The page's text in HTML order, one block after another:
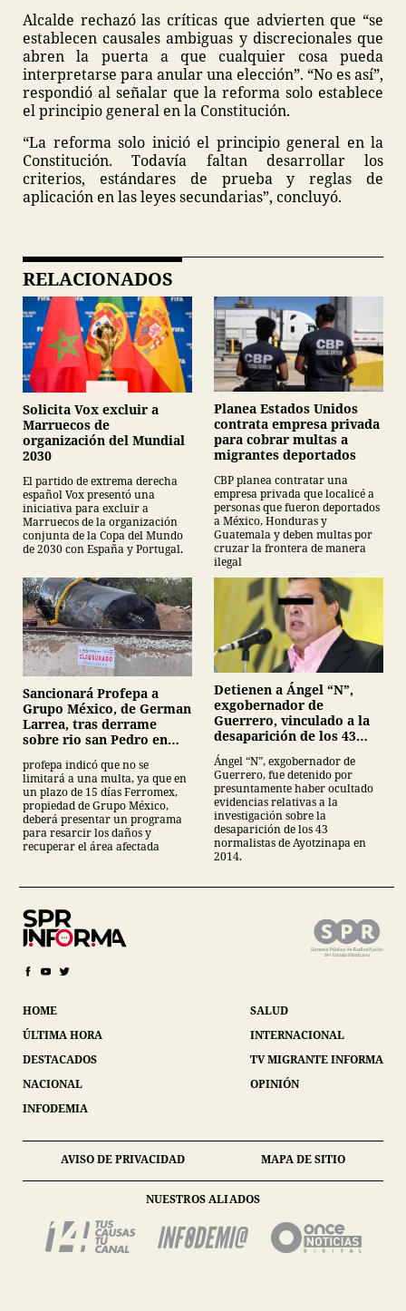
Alcalde rechazó las críticas que advierten que “se
establecen causales ambiguas y discrecionales que
abren la puerta a que cualquier cosa pueda
interpretarse para anular una elección”. “No es así”,
respondió al señalar que la reforma solo establece
el principio general en la Constitución.
“La reforma solo inició el principio general en la
Constitución. Todavía faltan desarrollar los
criterios, estándares de prueba y reglas de
aplicación en las leyes secundarias”, concluyó.
RELACIONADOS
Solicita Vox excluir a
Marruecos de
organización del Mundial
2030
El partido de extrema derecha
español Vox presentó una
iniciativa para excluir a
Marruecos de la organización
conjunta de la Copa del Mundo
de 2030 con España y Portugal.
Planea Estados Unidos
contrata empresa privada
para cobrar multas a
migrantes deportados
CBP planea contratar una
empresa privada que localicé a
personas que fueron deportados
a México, Honduras y
Guatemala y deben multas por
cruzar la frontera de manera
ilegal
Sancionará Profepa a
Grupo México, de German
Larrea, tras derrame
sobre rio san Pedro en
profepa indicó que no se
limitará a una multa, ya que en
un plazo de 15 días Ferromex,
propiedad de Grupo México,
deberá presentar un programa
para resarcir los daños y
recuperar el área afectada
Detienen a Ángel “N”,
exgobernador de
Guerrero, vinculado a la
desaparición de los 43
normalistas de
Ayotzinapa
Ángel “N”, exgobernador de
Guerrero, fue detenido por
presuntamente haber ocultado
evidencias relativas a la
investigación sobre la
desaparición de los 43
normalistas de Ayotzinapa en
2014.
HOME
ÚLTIMA HORA
DESTACADOS
NACIONAL
INFODEMIA
SALUD
INTERNACIONAL
TV MIGRANTE INFORMA
OPINIÓN
AVISO DE PRIVACIDAD MAPA DE SITIO
NUESTROS ALIADOS